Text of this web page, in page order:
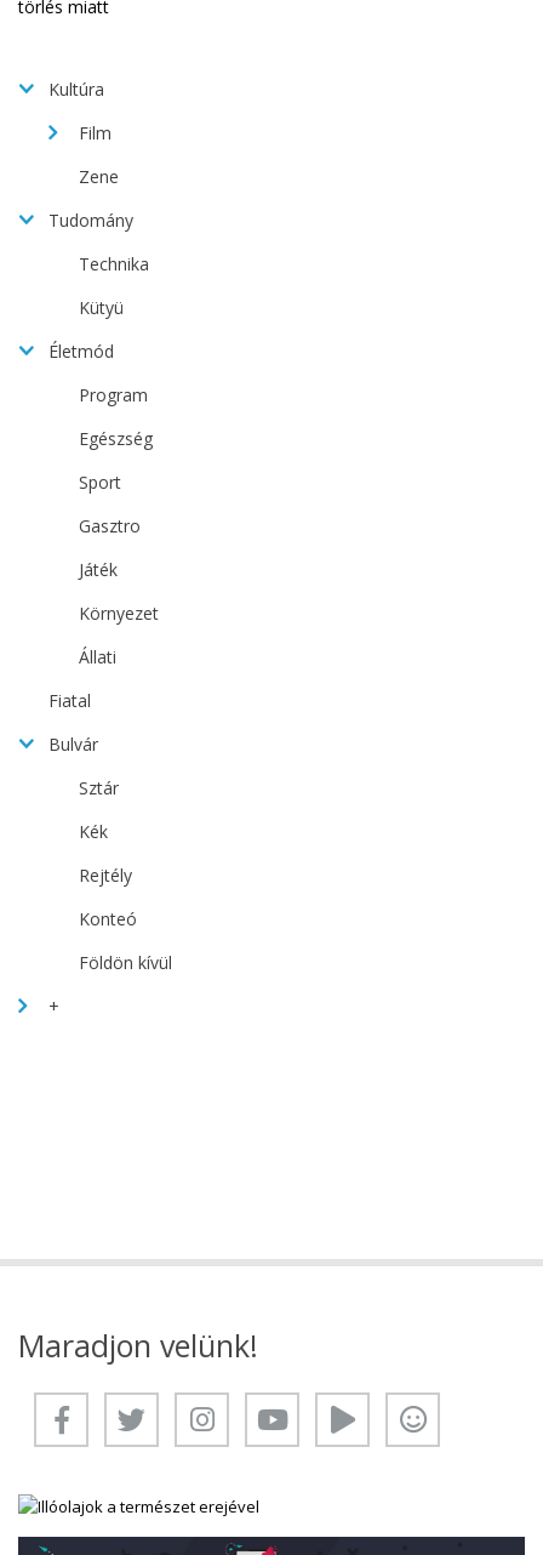
Kultúra
Film
Zene
Tudomány
Technika
Kütyü
Életmód
Program
Egészség
Sport
Gasztro
Játék
Környezet
Állati
Fiatal
Bulvár
Sztár
Kék
Rejtély
Konteó
Földön kívül
+
Maradjon velünk!